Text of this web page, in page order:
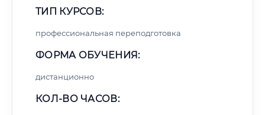
ТИП КУРСОВ:
профессиональная переподготовка
ФОРМА ОБУЧЕНИЯ:
дистанционно
КОЛ-ВО ЧАСОВ: